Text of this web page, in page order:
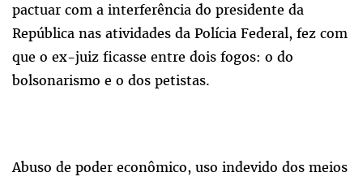
pactuar com a interferência do presidente da
República nas atividades da Polícia Federal, fez com
que o ex-juiz ficasse entre dois fogos: o do
bolsonarismo e o dos petistas.
Abuso de poder econômico, uso indevido dos meios